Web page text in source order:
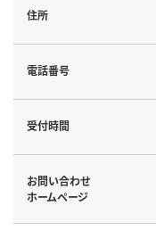
住所
電話番号
受付時間
お問い合わせ
ホームページ